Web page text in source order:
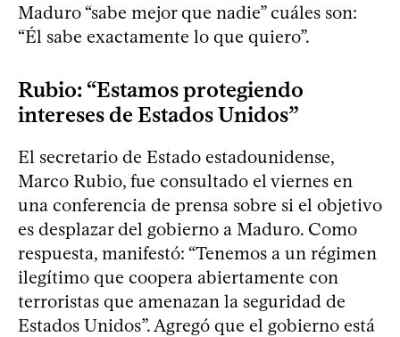
Maduro “sabe mejor que nadie” cuáles son:
“Él sabe exactamente lo que quiero”.
Rubio: “Estamos protegiendo
intereses de Estados Unidos”
El secretario de Estado estadounidense,
Marco Rubio, fue consultado el viernes en
una conferencia de prensa sobre si el objetivo
es desplazar del gobierno a Maduro. Como
respuesta, manifestó: “Tenemos a un régimen
ilegítimo que coopera abiertamente con
terroristas que amenazan la seguridad de
Estados Unidos”. Agregó que el gobierno está